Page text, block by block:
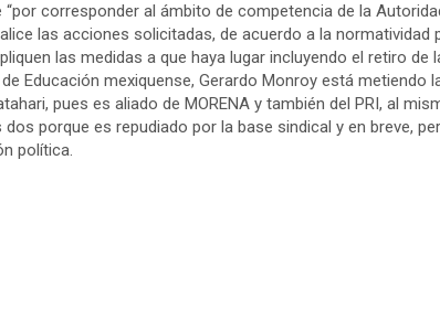
corresponder al ámbito de competencia de la
las acciones solicitadas, de acuerdo a la normatividad
las medidas a que haya lugar incluyendo el retiro de
Educación mexiquense, Gerardo Monroy está metiendo
pues es aliado de MORENA y también del PRI, al
porque es repudiado por la base sindical y en breve,
política.